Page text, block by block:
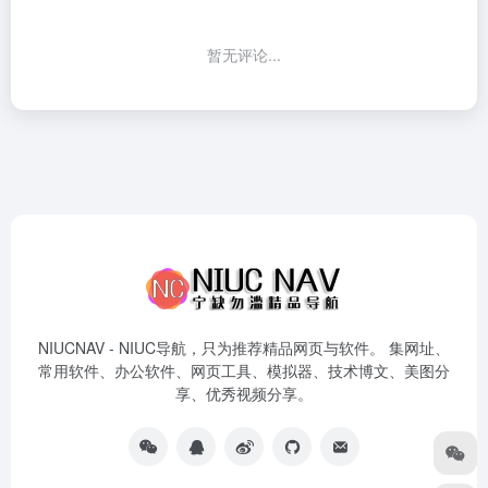
暂无评论...
NIUCNAV - NIUC导航，只为推荐精品网页与软件。 集网址、
常用软件、办公软件、网页工具、模拟器、技术博文、美图分
享、优秀视频分享。